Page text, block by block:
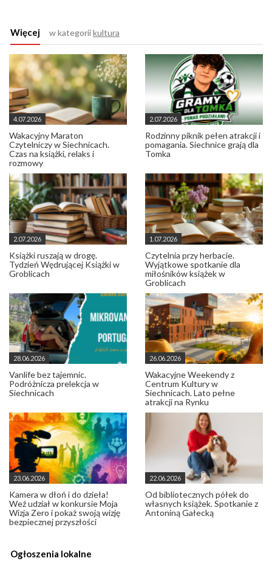
Więcej w kategoriikultura
4.07.2026
Wakacyjny Maraton
Czytelniczy w Siechnicach.
Czas na książki, relaks i
rozmowy
2.07.2026
Rodzinny piknik pełen atrakcji i
pomagania. Siechnice grają dla
Tomka
2.07.2026
Książki ruszają w drogę.
Tydzień Wędrującej Książki w
Groblicach
1.07.2026
Czytelnia przy herbacie.
Wyjątkowe spotkanie dla
miłośników książek w
Groblicach
28.06.2026
Vanlife bez tajemnic.
Podróżnicza prelekcja w
Siechnicach
26.06.2026
Wakacyjne Weekendy z
Centrum Kultury w
Siechnicach. Lato pełne
atrakcji na Rynku
23.06.2026
Kamera w dłoń i do dzieła!
Weź udział w konkursie Moja
Wizja Zero i pokaż swoją wizję
bezpiecznej przyszłości
22.06.2026
Od bibliotecznych półek do
własnych książek. Spotkanie z
Antoniną Gałecką
Ogłoszenia lokalne